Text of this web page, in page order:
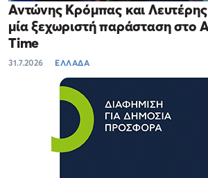
Αντώνης Κρόμπας και
μία ξεχωριστή παράσταση στο
Time
31.7.2026 ΕΛΛΑΔΑ